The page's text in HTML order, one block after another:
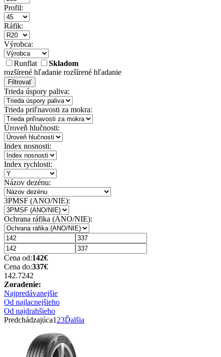
Profil:
Ráfik:
Výrobca:
Runflat
Skladom
rozšírené hľadanie rozšírené hľadanie
Filtrovať
Trieda úspory paliva:
Trieda priľnavosti za mokra:
Úroveň hlučnosti:
Index nosnosti:
Index rychlosti:
Názov dezénu:
3PMSF (ANO/NIE):
Ochrana ráfika (ANO/NIE):
Cena od:142€
Cena do:337€
142.7242
Zoradenie:
Najpredávanejšie
Od najlacnejšieho
Od najdrahšieho
Predchádzajúca1 23Ďalšia